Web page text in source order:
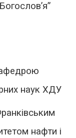
наук ХДУ
нафти і